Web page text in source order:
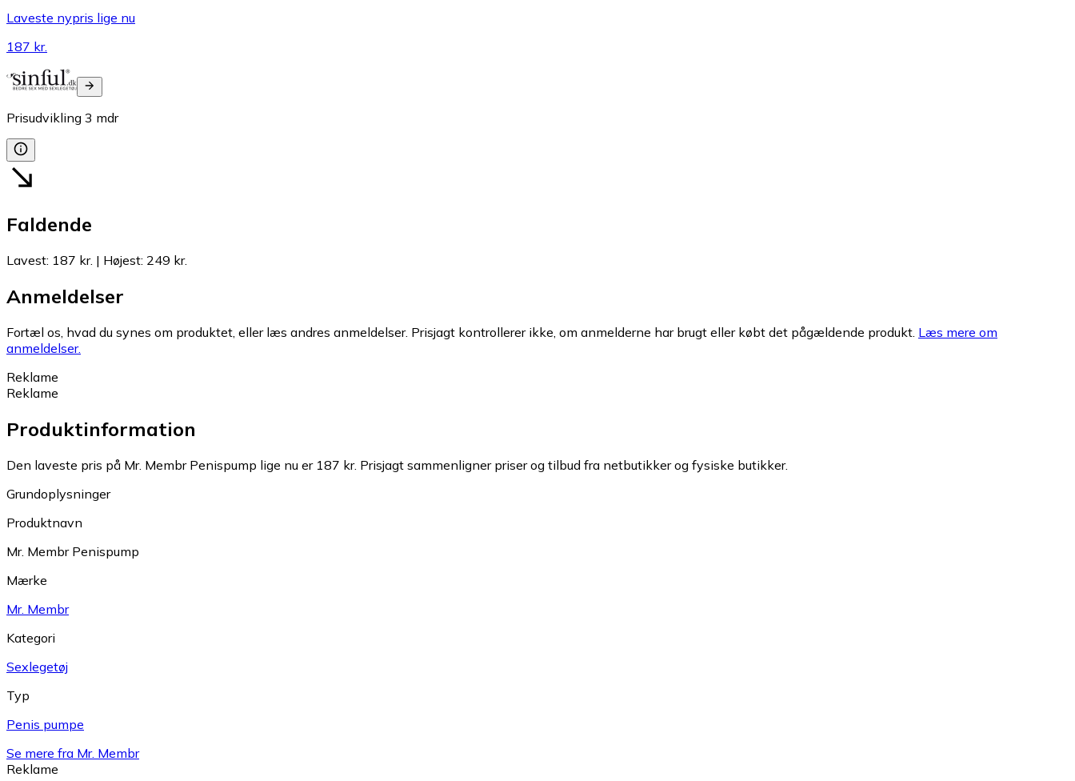
Laveste nypris lige nu
187 kr.
Prisudvikling 3 mdr
Faldende
Lavest: 187 kr. | Højest: 249 kr.
Anmeldelser
Fortæl os, hvad du synes om produktet, eller læs andres anmeldelser. Prisjagt kontrollerer ikke, om anmelderne har brugt eller købt det pågældende produkt. Læs mere om
anmeldelser.
Reklame
Reklame
Produktinformation
Den laveste pris på Mr. Membr Penispump lige nu er 187 kr. Prisjagt sammenligner priser og tilbud fra netbutikker og fysiske butikker.
Grundoplysninger
Produktnavn
Mr. Membr Penispump
Mærke
Mr. Membr
Kategori
Sexlegetøj
Typ
Penis pumpe
Se mere fra Mr. Membr
Reklame